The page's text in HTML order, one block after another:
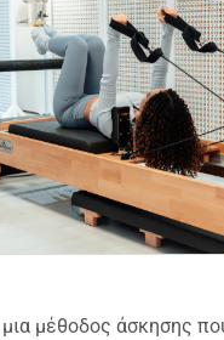
μέθοδος άσκησης